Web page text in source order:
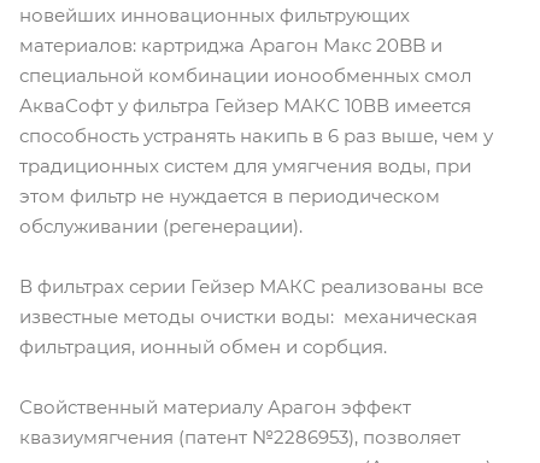
новейших инновационных фильтрующих
материалов: картриджа Арагон Макс 20BB и
специальной комбинации ионообменных смол
АкваСофт у фильтра Гейзер МАКС 10ВВ имеется
способность устранять накипь в 6 раз выше, чем у
традиционных систем для умягчения воды, при
этом фильтр не нуждается в периодическом
обслуживании (регенерации).
В фильтрах серии Гейзер МАКС реализованы все
известные методы очистки воды: механическая
фильтрация, ионный обмен и сорбция.
Свойственный материалу Арагон эффект
квазиумягчения (патент №2286953), позволяет